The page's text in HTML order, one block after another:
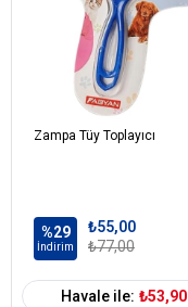
Zampa Tüy Toplayıcı
%29
İndirim
₺55,00
₺77,00
Havale ile: ₺53,90